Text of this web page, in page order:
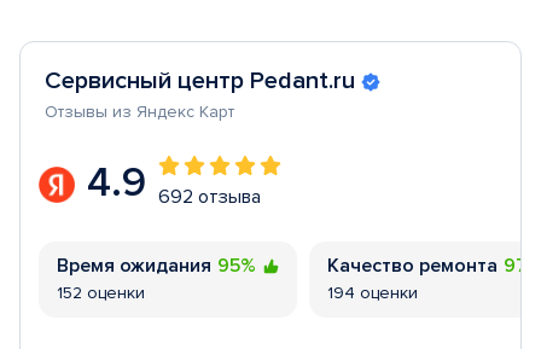
Сервисный центр Pedant.ru
Отзывы из Яндекс Карт
4.9 692 отзыва
Время ожидания 95%
152 оценки
Качество ремонта
194 оценки